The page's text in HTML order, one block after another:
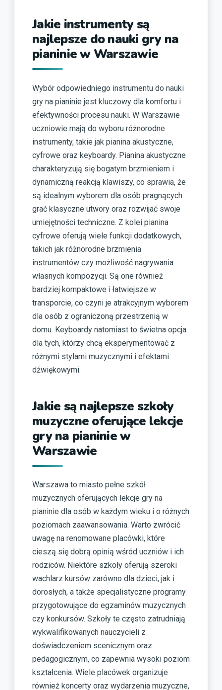
Jakie instrumenty są
najlepsze do nauki gry na
pianinie w Warszawie
Wybór odpowiedniego instrumentu do nauki
gry na pianinie jest kluczowy dla komfortu i
efektywności procesu nauki. W Warszawie
uczniowie mają do wyboru różnorodne
instrumenty, takie jak pianina akustyczne,
cyfrowe oraz keyboardy. Pianina akustyczne
charakteryzują się bogatym brzmieniem i
dynamiczną reakcją klawiszy, co sprawia, że
są idealnym wyborem dla osób pragnących
grać klasyczne utwory oraz rozwijać swoje
umiejętności techniczne. Z kolei pianina
cyfrowe oferują wiele funkcji dodatkowych,
takich jak różnorodne brzmienia
instrumentów czy możliwość nagrywania
własnych kompozycji. Są one również
bardziej kompaktowe i łatwiejsze w
transporcie, co czyni je atrakcyjnym wyborem
dla osób z ograniczoną przestrzenią w
domu. Keyboardy natomiast to świetna opcja
dla tych, którzy chcą eksperymentować z
różnymi stylami muzycznymi i efektami
dźwiękowymi.
Jakie są najlepsze szkoły
muzyczne oferujące lekcje
gry na pianinie w
Warszawie
Warszawa to miasto pełne szkół
muzycznych oferujących lekcje gry na
pianinie dla osób w każdym wieku i o różnych
poziomach zaawansowania. Warto zwrócić
uwagę na renomowane placówki, które
cieszą się dobrą opinią wśród uczniów i ich
rodziców. Niektóre szkoły oferują szeroki
wachlarz kursów zarówno dla dzieci, jak i
dorosłych, a także specjalistyczne programy
przygotowujące do egzaminów muzycznych
czy konkursów. Szkoły te często zatrudniają
wykwalifikowanych nauczycieli z
doświadczeniem scenicznym oraz
pedagogicznym, co zapewnia wysoki poziom
kształcenia. Wiele placówek organizuje
również koncerty oraz wydarzenia muzyczne,